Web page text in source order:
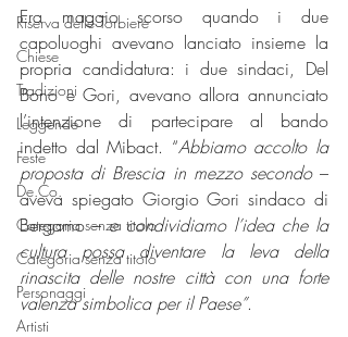
Riserva delle Torbiere
Chiese
Tradizioni
Leggende
Feste
De.Co.
Categoria senza titolo
Categoria senza titolo
Personaggi
Artisti
Era maggio scorso quando i due
capoluoghi avevano lanciato insieme la
propria candidatura: i due sindaci, Del
Bono e Gori, avevano allora annunciato
l’intenzione di partecipare al bando
indetto dal Mibact. “Abbiamo accolto la
proposta di Brescia in mezzo secondo –
aveva spiegato Giorgio Gori sindaco di
Bergamo – e condividiamo l’idea che la
cultura possa diventare la leva della
rinascita delle nostre città con una forte
valenza simbolica per il Paese”.